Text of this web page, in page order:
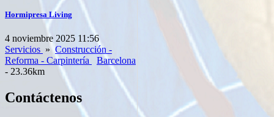
Hormipresa Living
4 noviembre 2025 11:56
Servicios » Construcción -
Reforma - Carpintería
Barcelona
- 23.36km
Contáctenos